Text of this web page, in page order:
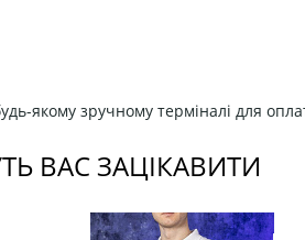
якому зручному терміналі для
ВАС ЗАЦІКАВИТИ